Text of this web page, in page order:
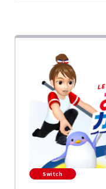
Switch